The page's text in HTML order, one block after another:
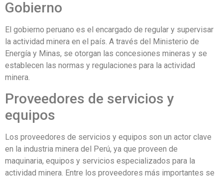
Gobierno
El gobierno peruano es el encargado de regular y supervisar
la actividad minera en el país. A través del Ministerio de
Energía y Minas, se otorgan las concesiones mineras y se
establecen las normas y regulaciones para la actividad
minera.
Proveedores de servicios y
equipos
Los proveedores de servicios y equipos son un actor clave
en la industria minera del Perú, ya que proveen de
maquinaria, equipos y servicios especializados para la
actividad minera. Entre los proveedores más importantes se